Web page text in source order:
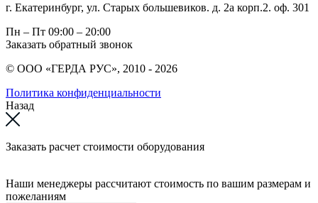
г. Екатеринбург, ул. Старых большевиков. д. 2а корп.2. оф. 301
Пн – Пт 09:00 – 20:00
Заказать обратный звонок
© ООО «ГЕРДА РУС», 2010 - 2026
Политика конфиденциальности
Назад
Заказать расчет стоимости оборудования
Наши менеджеры рассчитают стоимость по вашим размерам и
пожеланиям